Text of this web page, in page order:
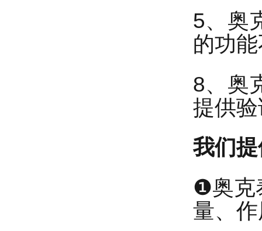
5、奥
的功
8、奥
提供
我们
❶奥克
量、